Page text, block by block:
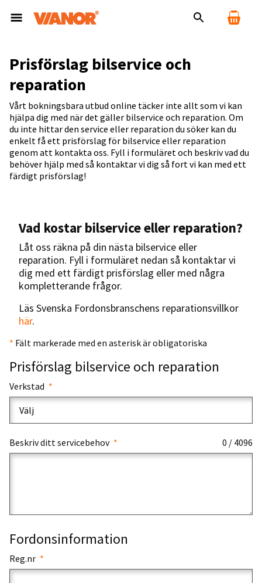
Prisförslag bilservice och
reparation
Vårt bokningsbara utbud online täcker inte allt som vi kan
hjälpa dig med när det gäller bilservice och reparation. Om
du inte hittar den service eller reparation du söker kan du
enkelt få ett prisförslag för bilservice eller reparation
genom att kontakta oss. Fyll i formuläret och beskriv vad du
behöver hjälp med så kontaktar vi dig så fort vi kan med ett
färdigt prisförslag!
Vad kostar bilservice eller reparation?
Låt oss räkna på din nästa bilservice eller
reparation. Fyll i formuläret nedan så kontaktar vi
dig med ett färdigt prisförslag eller med några
kompletterande frågor.
Läs Svenska Fordonsbranschens reparationsvillkor
här.
* Fält markerade med en asterisk är obligatoriska
Prisförslag bilservice och reparation
Verkstad
Beskriv ditt servicebehov 0 / 4096
Fordonsinformation
Reg.nr